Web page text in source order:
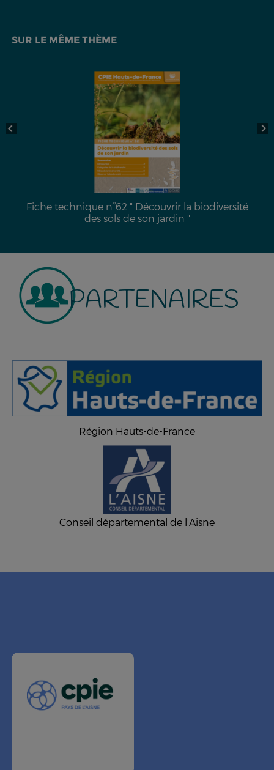
SUR LE MÊME THÈME
Fiche technique n°62 " Découvrir la biodiversité
des sols de son jardin "
PARTENAIRES
Région Hauts-de-France
Conseil départemental de l'Aisne